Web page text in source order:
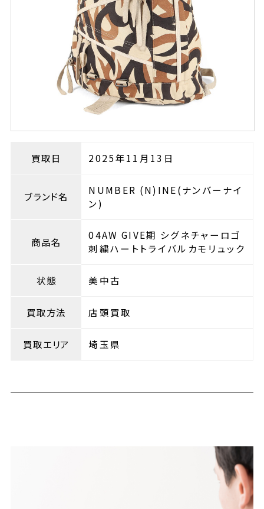
買取日 2025年11月13日
ブランド名
NUMBER (N)INE(ナンバーナイ
ン)
商品名
04AW GIVE期 シグネチャーロゴ
刺繍ハートトライバルカモリュック
状態 美中古
買取方法 店頭買取
買取エリア 埼玉県